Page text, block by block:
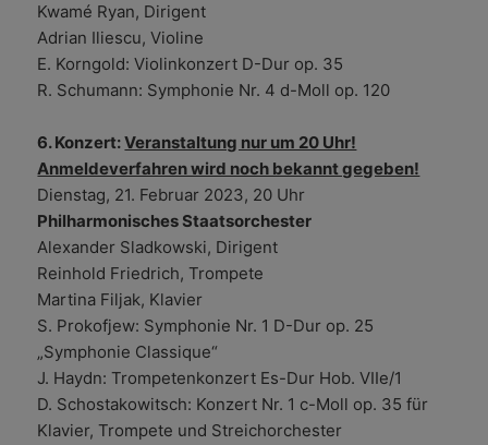
Kwamé Ryan, Dirigent
Adrian Iliescu, Violine
E. Korngold: Violinkonzert D-Dur op. 35
R. Schumann: Symphonie Nr. 4 d-Moll op. 120
6. Konzert:Veranstaltung nur um 20 Uhr!
Anmeldeverfahren wird noch bekannt gegeben!
Dienstag, 21. Februar 2023, 20 Uhr
Philharmonisches Staatsorchester
Alexander Sladkowski, Dirigent
Reinhold Friedrich, Trompete
Martina Filjak, Klavier
S. Prokofjew: Symphonie Nr. 1 D-Dur op. 25
„Symphonie Classique“
J. Haydn: Trompetenkonzert Es-Dur Hob. VIIe/1
D. Schostakowitsch: Konzert Nr. 1 c-Moll op. 35 für
Klavier, Trompete und Streichorchester